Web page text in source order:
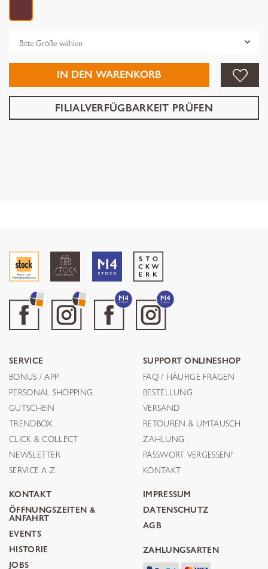
IN DEN WARENKORB
FILIALVERFÜGBARKEIT PRÜFEN
SERVICE
BONUS / APP
PERSONAL SHOPPING
GUTSCHEIN
TRENDBOX
CLICK & COLLECT
NEWSLETTER
SERVICE A-Z
SUPPORT ONLINESHOP
FAQ / HÄUFIGE FRAGEN
BESTELLUNG
VERSAND
RETOUREN & UMTAUSCH
ZAHLUNG
PASSWORT VERGESSEN?
KONTAKT
KONTAKT
ÖFFNUNGSZEITEN &
ANFAHRT
EVENTS
HISTORIE
JOBS
IMPRESSUM
DATENSCHUTZ
AGB
ZAHLUNGSARTEN